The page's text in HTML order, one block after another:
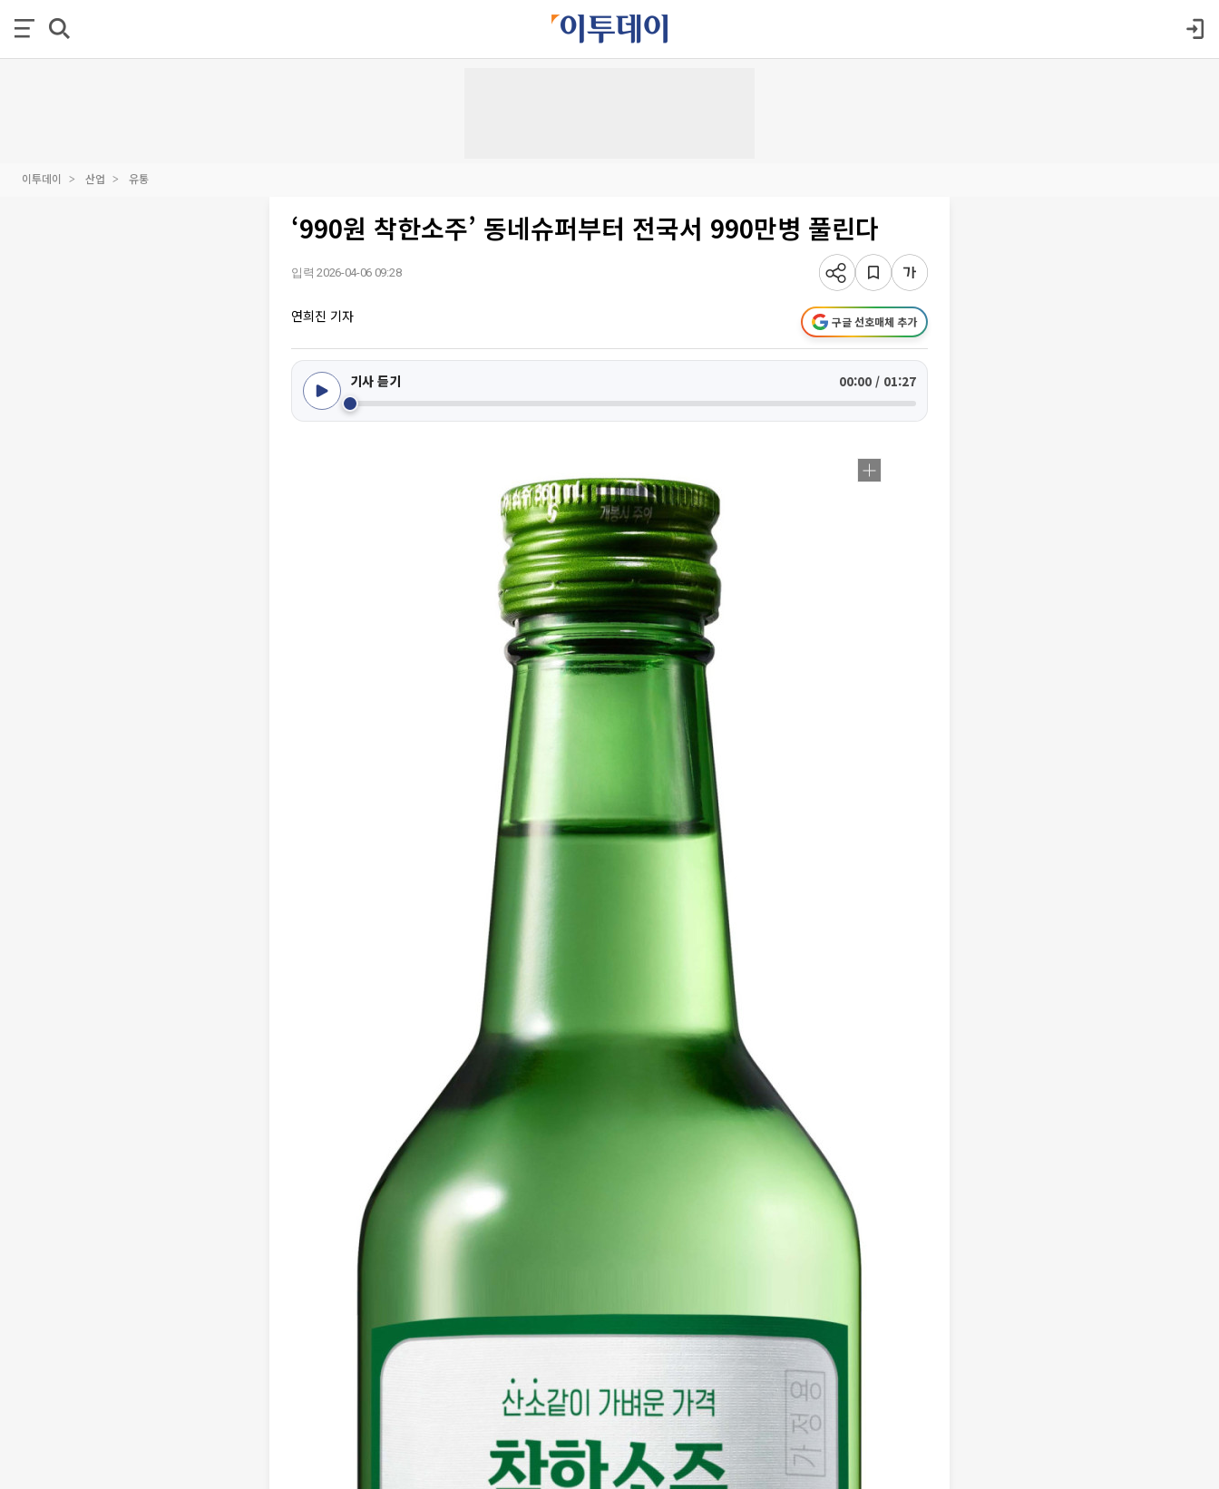
이투데이 산업 유통
‘990원 착한소주’ 동네슈퍼부터 전국서 990만병 풀린다
입력 2026-04-06 09:28
연희진 기자 구글 선호매체 추가
기사 듣기 00:00 / 01:27